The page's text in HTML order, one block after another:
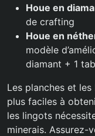
Houe en
de crafting
Houe en
modèle
diamant + 1
Les planches et
plus faciles à
les lingots
minerais. Assurez-